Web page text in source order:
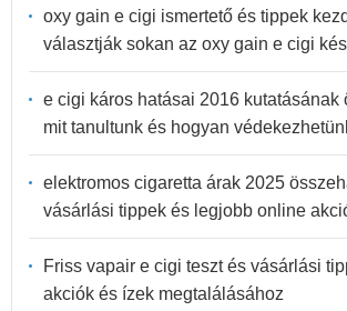
oxy gain e cigi ismertető és tippek
választják sokan az oxy gain e cigi
e cigi káros hatásai 2016 kutatásának
mit tanultunk és hogyan
elektromos cigaretta árak 2025
vásárlási tippek és legjobb online
Friss vapair e cigi teszt és vásárlási
akciók és ízek megtalálásához